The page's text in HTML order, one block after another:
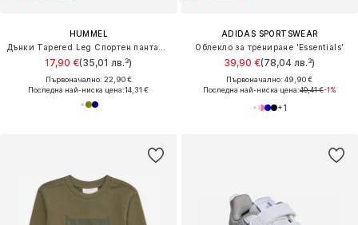
HUMMEL
17,90 €(35,01 лв.³)
Първоначално: 22,90 €
Последна най-ниска цена:14,31 €
ADIDAS SPORTSWEAR
Облекло за трениране 'Essentials'
39,90 €(78,04 лв.³)
Първоначално: 49,90 €
Последна най-ниска цена:40,41 €-1%
+1